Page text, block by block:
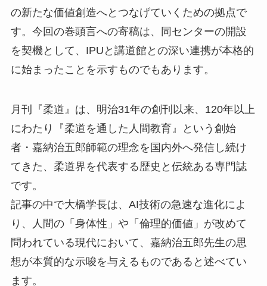
の新たな価値創造へとつなげていくための拠点で
す。今回の巻頭言への寄稿は、同センターの開設
を契機として、IPUと講道館との深い連携が本格的
に始まったことを示すものでもあります。
月刊『柔道』は、明治31年の創刊以来、120年以上
にわたり『柔道を通した人間教育』という創始
者・嘉納治五郎師範の理念を国内外へ発信し続け
てきた、柔道界を代表する歴史と伝統ある専門誌
です。
記事の中で大橋学長は、AI技術の急速な進化によ
り、人間の「身体性」や「倫理的価値」が改めて
問われている現代において、嘉納治五郎先生の思
想が本質的な示唆を与えるものであると述べてい
ます。